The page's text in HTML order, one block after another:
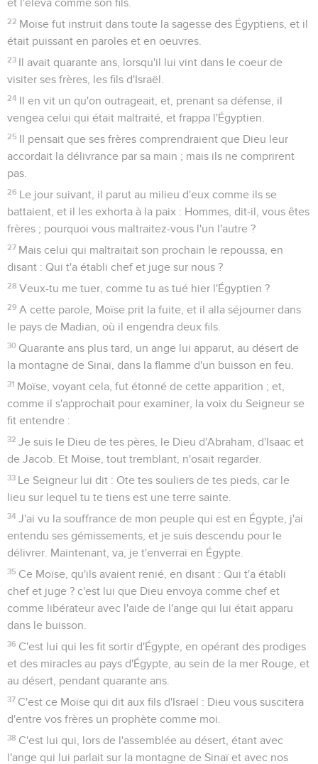
et l'éleva comme son fils.
22 Moïse fut instruit dans toute la sagesse des Égyptiens, et il
était puissant en paroles et en oeuvres.
23 Il avait quarante ans, lorsqu'il lui vint dans le coeur de
visiter ses frères, les fils d'Israël.
24 Il en vit un qu'on outrageait, et, prenant sa défense, il
vengea celui qui était maltraité, et frappa l'Égyptien.
25 Il pensait que ses frères comprendraient que Dieu leur
accordait la délivrance par sa main ; mais ils ne comprirent
pas.
26 Le jour suivant, il parut au milieu d'eux comme ils se
battaient, et il les exhorta à la paix : Hommes, dit-il, vous êtes
frères ; pourquoi vous maltraitez-vous l'un l'autre ?
27 Mais celui qui maltraitait son prochain le repoussa, en
disant : Qui t'a établi chef et juge sur nous ?
28 Veux-tu me tuer, comme tu as tué hier l'Égyptien ?
29 A cette parole, Moïse prit la fuite, et il alla séjourner dans
le pays de Madian, où il engendra deux fils.
30 Quarante ans plus tard, un ange lui apparut, au désert de
la montagne de Sinaï, dans la flamme d'un buisson en feu.
31 Moïse, voyant cela, fut étonné de cette apparition ; et,
comme il s'approchait pour examiner, la voix du Seigneur se
fit entendre :
32 Je suis le Dieu de tes pères, le Dieu d'Abraham, d'Isaac et
de Jacob. Et Moïse, tout tremblant, n'osait regarder.
33 Le Seigneur lui dit : Ote tes souliers de tes pieds, car le
lieu sur lequel tu te tiens est une terre sainte.
34 J'ai vu la souffrance de mon peuple qui est en Égypte, j'ai
entendu ses gémissements, et je suis descendu pour le
délivrer. Maintenant, va, je t'enverrai en Égypte.
35 Ce Moïse, qu'ils avaient renié, en disant : Qui t'a établi
chef et juge ? c'est lui que Dieu envoya comme chef et
comme libérateur avec l'aide de l'ange qui lui était apparu
dans le buisson.
36 C'est lui qui les fit sortir d'Égypte, en opérant des prodiges
et des miracles au pays d'Égypte, au sein de la mer Rouge, et
au désert, pendant quarante ans.
37 C'est ce Moïse qui dit aux fils d'Israël : Dieu vous suscitera
d'entre vos frères un prophète comme moi.
38 C'est lui qui, lors de l'assemblée au désert, étant avec
l'ange qui lui parlait sur la montagne de Sinaï et avec nos